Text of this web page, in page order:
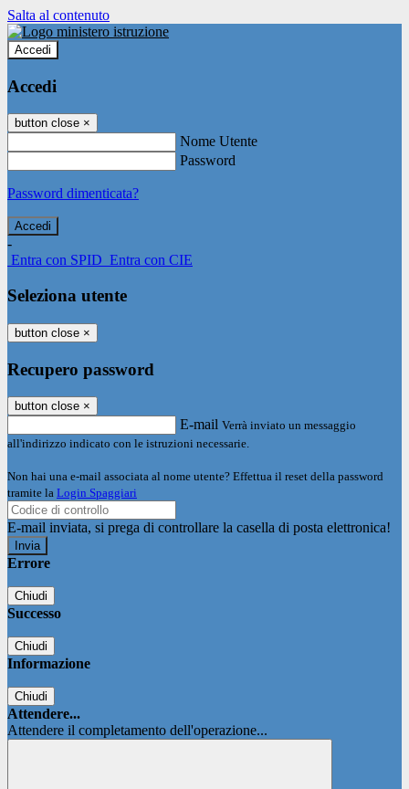
Salta al contenuto
Accedi
Accedi
button close ×
Nome Utente
Password
Password dimenticata?
-
Entra con SPID Entra con CIE
Seleziona utente
button close ×
Recupero password
button close ×
E-mail Verrà inviato un messaggio
all'indirizzo indicato con le istruzioni necessarie.
Non hai una e-mail associata al nome utente? Effettua il reset della password
tramite la Login Spaggiari
E-mail inviata, si prega di controllare la casella di posta elettronica!
Errore
Chiudi
Successo
Chiudi
Informazione
Chiudi
Attendere...
Attendere il completamento dell'operazione...